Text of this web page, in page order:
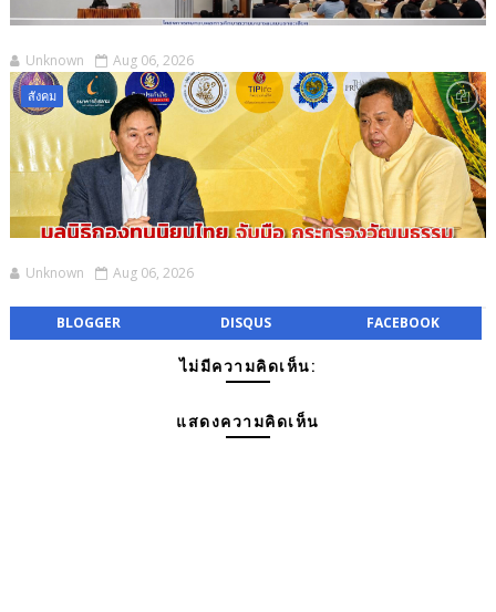
Unknown Aug 06, 2026
สังคม
Unknown Aug 06, 2026
BLOGGER DISQUS FACEBOOK
ไม่มีความคิดเห็น:
แสดงความคิดเห็น